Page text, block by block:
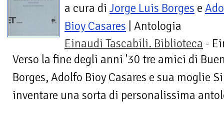
a cura di Jorge Luis Borges e
Bioy Casares | Antologia
Einaudi Tascabili. Biblioteca -
Verso la fine degli anni '30 tre amici di
Borges, Adolfo Bioy Casares e sua moglie
inventare una sorta di personalissima